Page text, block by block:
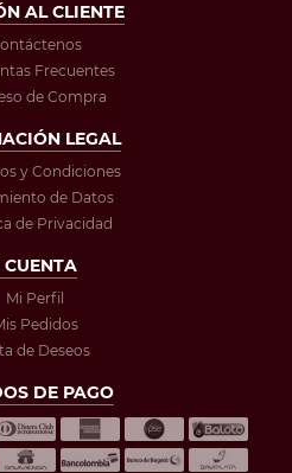
AL CLIENTE
Frecuentes
de Compra
LEGAL
y Condiciones
de Datos
de Privacidad
CUENTA
Mi Perfil
Pedidos
de Deseos
DE PAGO